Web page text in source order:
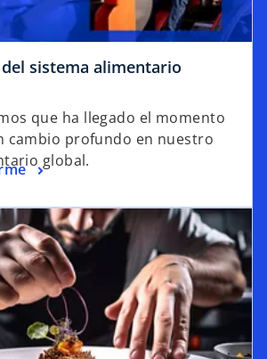
sistema alimentario
que ha llegado el momento
cambio profundo en nuestro
global.